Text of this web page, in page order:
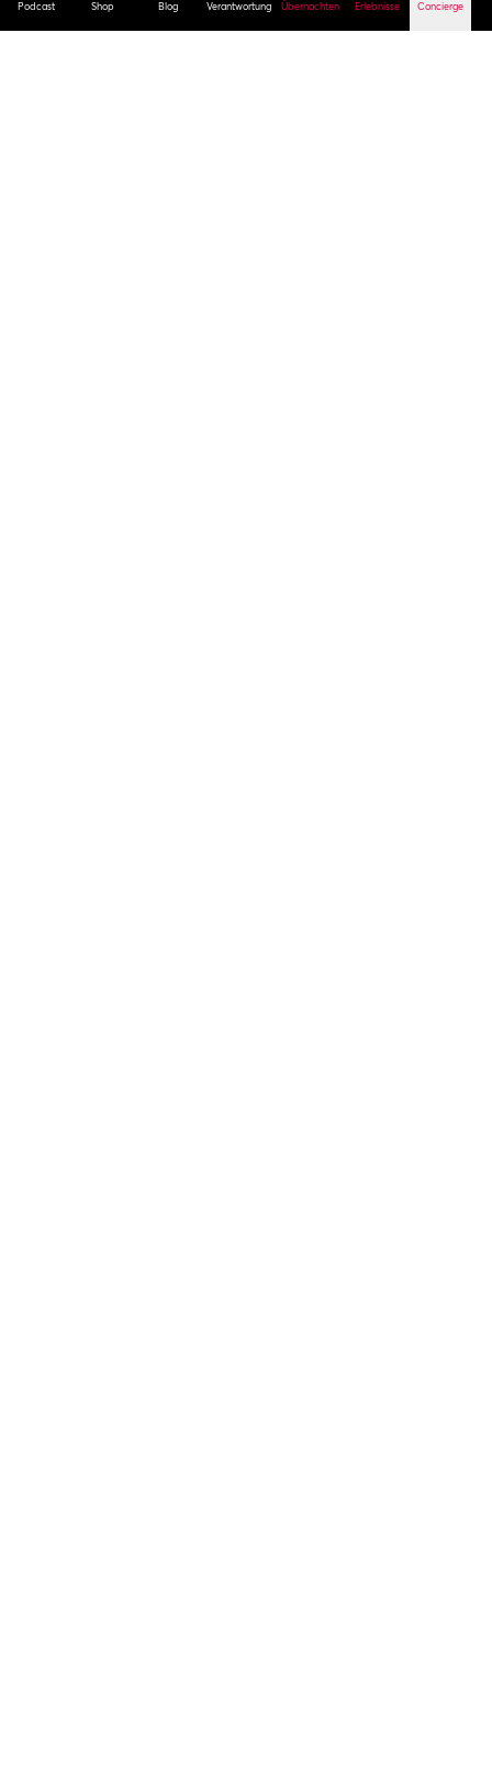
Podcast Shop Blog Verantwortung Übernachten Erlebnisse Concierge